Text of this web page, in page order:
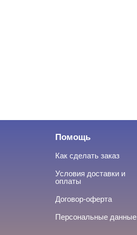
Помощь
Как сделать заказ
Условия доставки и
оплаты
Договор-оферта
Персональные данные